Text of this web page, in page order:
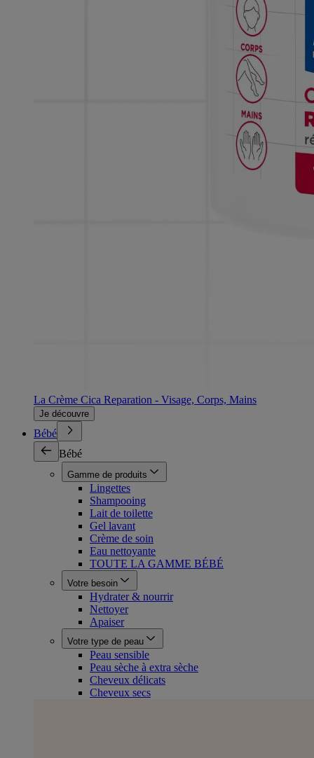
La Crème Cica Reparation - Visage, Corps, Mains
Je découvre
Bébé
Bébé
Gamme de produits
Lingettes
Shampooing
Lait de toilette
Gel lavant
Crème de soin
Eau nettoyante
TOUTE LA GAMME BÉBÉ
Votre besoin
Hydrater & nourrir
Nettoyer
Apaiser
Votre type de peau
Peau sensible
Peau sèche à extra sèche
Cheveux délicats
Cheveux secs